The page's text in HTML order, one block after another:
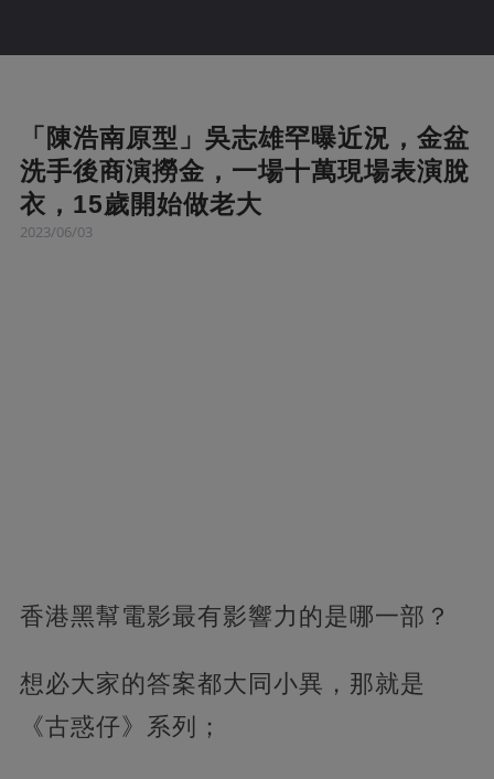
「陳浩南原型」吳志雄罕曝近況，金盆
洗手後商演撈金，一場十萬現場表演脫
衣，15歲開始做老大
2023/06/03
香港黑幫電影最有影響力的是哪一部？
想必大家的答案都大同小異，那就是
《古惑仔》系列；